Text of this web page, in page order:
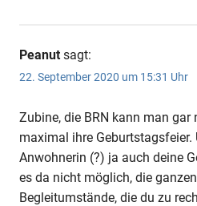
Peanut sagt:
22. September 2020 um 15:31 Uhr
Zubine, die BRN kann man
maximal ihre
Anwohnerin (?) ja auch deine
es da nicht möglich, die
Begleitumstände, die du zu